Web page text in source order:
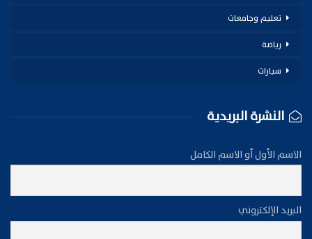
تعليم وجامعات
رياضة
سيارات
النشرة البريدية
الاسم الأول أو الاسم الكامل
البريد الإلكتروني